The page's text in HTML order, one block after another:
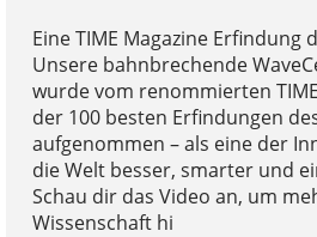
Eine TIME Magazine Erfindung
Unsere bahnbrechende
wurde vom renommierten
der 100 besten Erfindungen
aufgenommen – als eine der
die Welt besser, smarter und
Schau dir das Video an, um
Wissenschaft hi